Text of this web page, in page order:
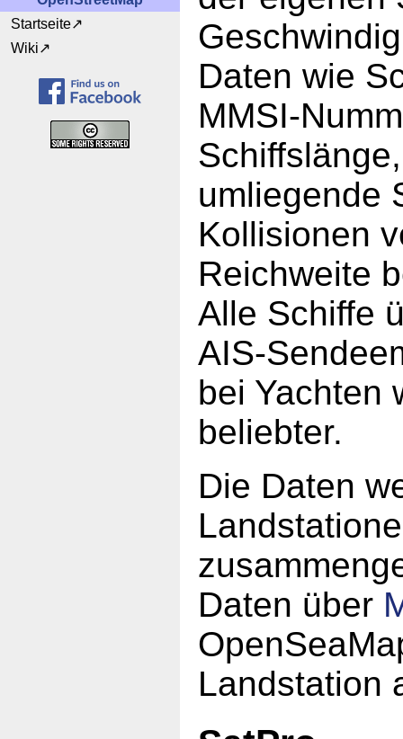
Startseite
Wiki
Daten wie
MMSI-
umliegende
Kollisionen
Reichweite
Alle Schiffe
AIS-
bei Yachten
beliebter.
Die Daten
Daten über
Landstation